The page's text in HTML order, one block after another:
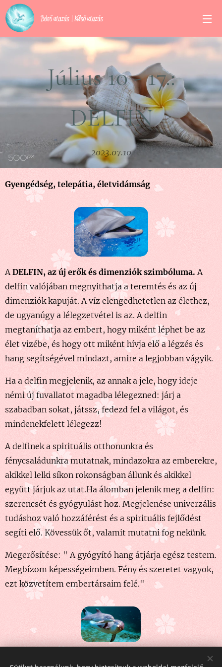
Belső utazás | Külső utazás
Július 10 - 17.:
DELFIN
2023.07.10
Gyengédség, telepátia, életvidámság
ADELFIN, az új erők és dimenziók szimbóluma. A
delfin valójában megnyithatja a teremtés és az új
dimenziók kapuját. A víz elengedhetetlen az élethez,
de ugyanúgy a lélegzetvétel is az. A delfin
megtaníthatja az embert, hogy miként léphet be az
élet vizébe, és hogy ott miként hívja elő a légzés és
hang segítségével mindazt, amire a legjobban vágyik.
Ha a delfin megjelenik, az annak a jele, hogy ideje
némi új fuvallatot magadba lélegezned: járj a
szabadban sokat, játssz, fedezd fel a világot, és
mindenekfelett lélegezz!
A delfinek a spirituális otthonunkra és
fénycsaládunkra mutatnak, mindazokra az emberekre,
akikkel lelki síkon rokonságban állunk és akikkel
együtt járjuk az utat.Ha álomban jelenik meg a delfin:
szerencsét és gyógyulást hoz. Megjelenése univerzális
tudáshoz való hozzáférést és a spirituális fejlődést
segíti elő. Kövessük őt, valamit mutatni fog nekünk.
Megerősítése: " A gyógyító hang átjárja egész testem.
Megbízom képességeimben. Fény és szeretet vagyok,
ezt közvetítem embertársaim felé."
Share